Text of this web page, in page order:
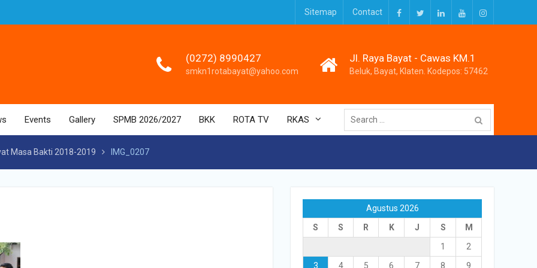
Facebook
TwitterLinkedInYoutubeInstagram
Sitemap Contact
(0272) 8990427
smkn1rotabayat@yahoo.com
Jl. Raya Bayat - Cawas KM.1
Beluk, Bayat, Klaten. Kodepos: 57462
Events Gallery SPMB 2026/2027 BKK ROTA TV RKAS
Search
for:
Masa Bakti 2018-2019 IMG_0207
Agustus 2026
S
S R K J S
M
1
2
3
4 5 6 7 8
9